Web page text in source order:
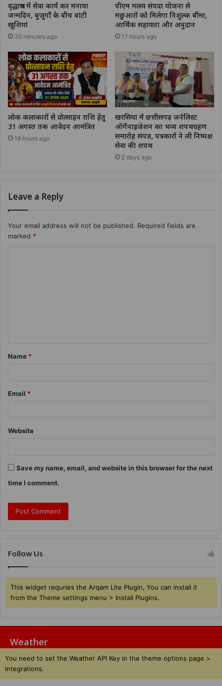
वृद्धाश्रम में सेवा कार्य कर मनाया
जन्मदिन, बुजुर्गों के बीच बांटी
खुशियां
35 minutes ago
पीएम मत्स्य संपदा योजना से
मछुआरों को मिलेगा निशुल्क बीमा,
आर्थिक सहायता और अनुदान
17 hours ago
लोक कलाकारों से प्रोत्साहन राशि हेतु
31 अगस्त तक आवेदन आमंत्रित
18 hours ago
खरसिया में छत्तीसगढ़ जर्नलिस्ट
ऑर्गेनाइजेशन का भव्य शपथग्रहण
समारोह संपन्न, पत्रकारों ने ली निष्पक्ष
सेवा की शपथ
2 days ago
Leave a Reply
Your email address will not be published. Required fields are
marked *
Name *
Email *
Website
Save my name, email, and website in this browser for the next
time I comment.
Follow Us
This widget requries the Arqam Lite Plugin, You can install it
from the Theme settings menu > Install Plugins.
Weather
You need to set the Weather API Key in the theme options page >
Integrations.